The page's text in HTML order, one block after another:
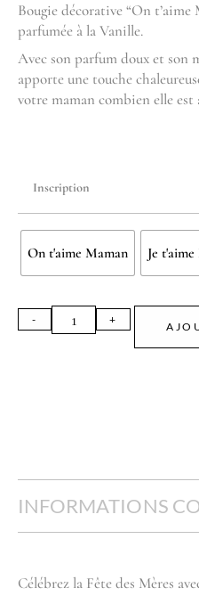
Bougie décorative “On t’aime
parfumée à la Vanille.
Avec son parfum doux et son
apporte une touche
votre maman combien elle est
Inscription
On t'aime Maman Je
INFORMATIONS
Célébrez la Fête des Mères